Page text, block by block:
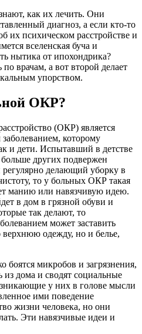
как их лечить. Они
диагноз, а если кто-то
их психическом расстройстве и
вселенская буча и
нытика от ипохондрика?
врачам, а вот второй делает
упорством.
ОКР?
(ОКР) является
которому
и дети. Испытавший в детстве
других подвержен
делающий уборку в
то у больных ОКР такая
манию или навязчивую идею.
в дом в грязной обуви и
так делают, то
может заставить
верхнюю одежду, но и белье,
боятся микробов и загрязнения,
из дома и сводят социальные
у них в голове мысли
ими поведение
жизни человека, но они
Эти навязчивые идеи и